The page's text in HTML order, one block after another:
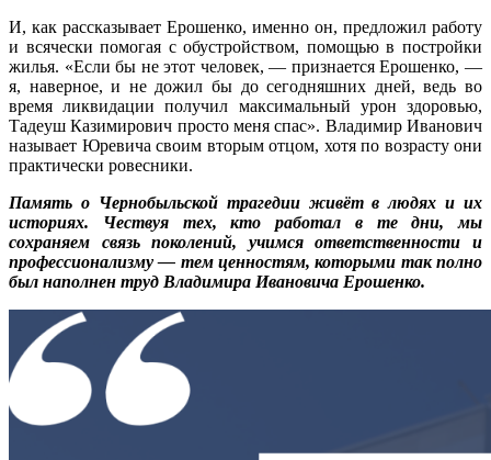
И, как рассказывает Ерошенко, именно он, предложил работу
и всячески помогая с обустройством, помощью в постройки
жилья. «Если бы не этот человек, — признается Ерошенко, —
я, наверное, и не дожил бы до сегодняшних дней, ведь во
время ликвидации получил максимальный урон здоровью,
Тадеуш Казимирович просто меня спас». Владимир Иванович
называет Юревича своим вторым отцом, хотя по возрасту они
практически ровесники.
Память о Чернобыльской трагедии живёт в людях и их
историях. Чествуя тех, кто работал в те дни, мы
сохраняем связь поколений, учимся ответственности и
профессионализму — тем ценностям, которыми так полно
был наполнен труд Владимира Ивановича Ерошенко.